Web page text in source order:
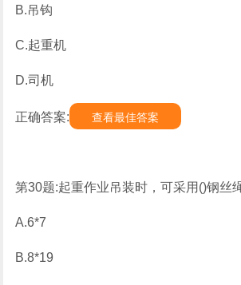
B.吊钩
C.起重机
D.司机
正确答案: 查看最佳答案
第30题:起重作业吊装时，可采用()钢丝
A.6*7
B.8*19